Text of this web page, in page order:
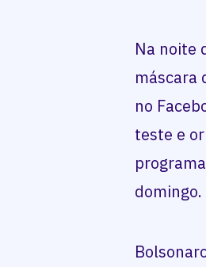
Na noite
máscara
no
teste e
domingo.